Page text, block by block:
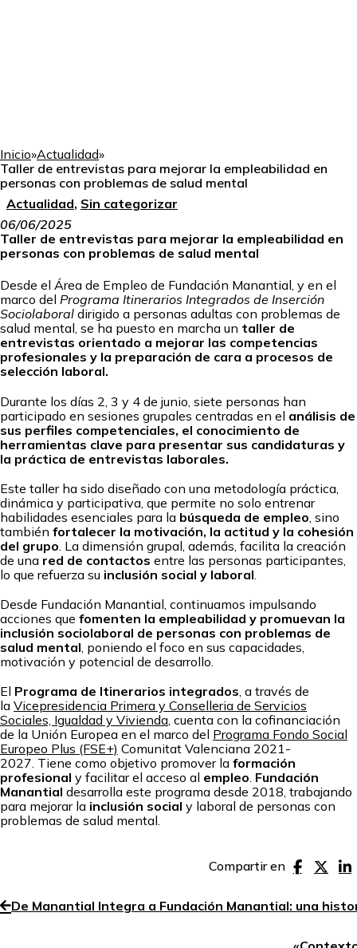
Inicio»Actualidad»
Taller de entrevistas para mejorar la empleabilidad en
personas con problemas de salud mental
Actualidad, Sin categorizar
06/06/2025
Taller de entrevistas para mejorar la empleabilidad en
personas con problemas de salud mental
Desde el Área de Empleo de Fundación Manantial, y en el
marco del Programa Itinerarios Integrados de Inserción
Sociolaboral dirigido a personas adultas con problemas de
salud mental, se ha puesto en marcha un taller de
entrevistas orientado a mejorar las competencias
profesionales y la preparación de cara a procesos de
selección laboral.
Durante los días 2, 3 y 4 de junio, siete personas han
participado en sesiones grupales centradas en el análisis de
sus perfiles competenciales, el conocimiento de
herramientas clave para presentar sus candidaturas y
la práctica de entrevistas laborales.
Este taller ha sido diseñado con una metodología práctica,
dinámica y participativa, que permite no solo entrenar
habilidades esenciales para la búsqueda de empleo , sino
también fortalecer la motivación, la actitud y la cohesión
del grupo . La dimensión grupal, además, facilita la creación
de una red de contactos entre las personas participantes,
lo que refuerza su inclusión social y laboral
Desde Fundación Manantial, continuamos impulsando
acciones que fomenten la empleabilidad y promuevan la
inclusión sociolaboral de personas con problemas de
salud mental , poniendo el foco en sus capacidades,
motivación y potencial de desarrollo.
El Programa de Itinerarios integrados, a través de
la Vicepresidencia Primera y Conselleria de Servicios
Sociales, Igualdad y Vivienda, cuenta con la cofinanciación
de la Unión Europea en el marco del Programa Fondo Social
Europeo Plus (FSE+) Comunitat Valenciana 2021-
2027. Tiene como objetivo promover la formación
profesional y facilitar el acceso al empleo. Fundación
Manantial desarrolla este programa desde 2018, trabajando
para mejorar la inclusión social y laboral de personas con
problemas de salud mental.
Compartir en
De Manantial Integra a Fundación Manantial: una